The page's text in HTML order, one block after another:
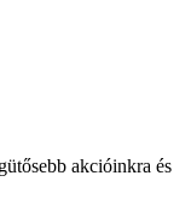
akcióinkra és